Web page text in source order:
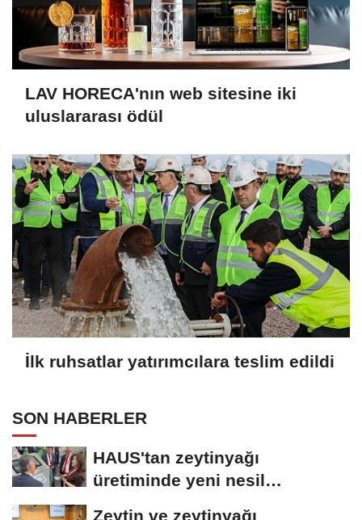
LAV HORECA'nın web sitesine iki
uluslararası ödül
İlk ruhsatlar yatırımcılara teslim edildi
SON HABERLER
HAUS'tan zeytinyağı
üretiminde yeni nesil
Zeytin ve zeytinyağı